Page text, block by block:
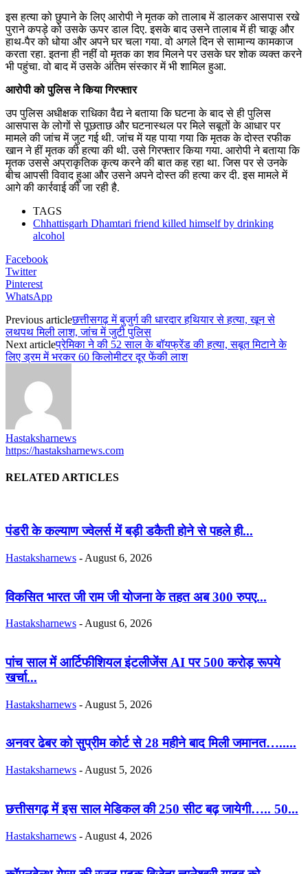
इस हत्या को छुपाने के लिए आरोपी ने मृतक को तालाब में डालकर आसपास रखे
पुराने कपड़े को उसके ऊपर डाल दिए. इसके बाद उसने तालाब में ही चाकू और
हाथ-पैर को धोया और अपने घर चला गया. वो अगले दिन से सामान्य कामकाज
करता रहा. इतना ही नहीं वो मृतक का शव मिलने पर उसके घर शोक व्यक्त करने
भी पहुंचा. वो बाद में उसके अंतिम संस्कार में भी शामिल हुआ.
आरोपी को पुलिस ने किया गिरफ्तार
उप पुलिस अधीक्षक राधिका वैद्य ने बताया कि घटना के बाद से ही पुलिस
आसपास के लोगों से पूछताछ और घटनास्थल पर मिले सबूतों के आधार पर
मामले की जांच में जुट गई थी. जांच में यह पाया गया कि मृतक के दोस्त रफीक
खान ने हीं मृतक की हत्या की थी. उसे गिरफ्तार किया गया. आरोपी ने बताया कि
मृतक उससे अप्राकृतिक कृत्य करने की बात कह रहा था. जिस पर से उनके
बीच आपसी विवाद हुआ और उसने अपने दोस्त की हत्या कर दी. इस मामले में
आगे की कार्रवाई की जा रही है.
TAGS
Chhattisgarh Dhamtari friend killed himself by drinking
alcohol
Facebook
Twitter
Pinterest
WhatsApp
Previous articleछत्तीसगढ़ में बुजुर्ग की धारदार हथियार से हत्या, खून से
लथपथ मिली लाश, जांच में जुटी पुलिस
Next articleप्रेमिका ने की 52 साल के बॉयफ्रेंड की हत्या, सबूत मिटाने के
लिए ड्रम में भरकर 60 किलोमीटर दूर फेंकी लाश
Hastaksharnews
https://hastaksharnews.com
RELATED ARTICLES
पंडरी के कल्याण ज्वेलर्स में बड़ी डकैती होने से पहले ही...
Hastaksharnews - August 6, 2026
विकसित भारत जी राम जी योजना के तहत अब 300 रुपए...
Hastaksharnews - August 6, 2026
पांच साल में आर्टिफीशियल इंटलीजेंस AI पर 500 करोड़ रूपये
खर्चा...
Hastaksharnews - August 5, 2026
अनवर ढेबर को सुप्रीम कोर्ट से 28 महीने बाद मिली जमानत….....
Hastaksharnews - August 5, 2026
छत्तीसगढ़ में इस साल मेडिकल की 250 सीट बढ़ जायेगी….. 50...
Hastaksharnews - August 4, 2026